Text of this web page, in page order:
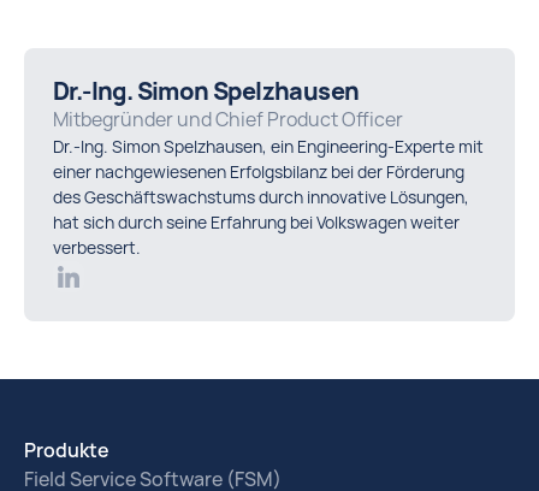
Dr.-Ing. Simon Spelzhausen
Mitbegründer und Chief Product Officer
Dr.-Ing. Simon Spelzhausen, ein Engineering-Experte mit
einer nachgewiesenen Erfolgsbilanz bei der Förderung
des Geschäftswachstums durch innovative Lösungen,
hat sich durch seine Erfahrung bei Volkswagen weiter
verbessert.
Produkte
Field Service Software (FSM)